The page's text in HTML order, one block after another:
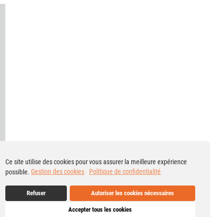
Ce site utilise des cookies pour vous assurer la meilleure expérience
possible. Gestion des cookies Politique de confidentialité
Refuser Autoriser les cookies nécessaires
Accepter tous les cookies